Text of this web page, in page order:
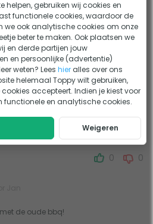
Daniel
1
lekkere bbq
fijn
om mee te nemen ondanks dat hij
0 0
de oude bbq!
helpen, gebruiken wij cookies en
functionele cookies, waardoor de
we ook analytische cookies om onze
beter te maken. Ook plaatsen we
en derde partijen jouw
en persoonlijke (advertentie)
weten? Leeshier alles over ons
helemaal Toppy wilt gebruiken,
accepteert. Indien je kiest voor
functionele en analytische cookies.
Weigeren